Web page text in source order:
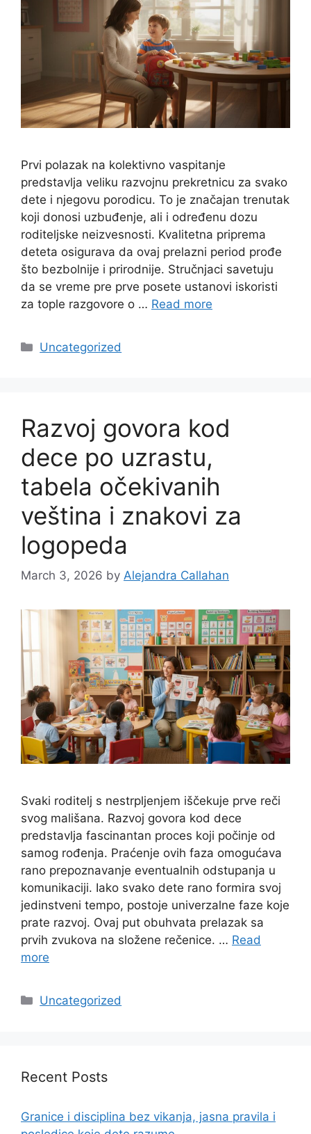
Prvi polazak na kolektivno vaspitanje
predstavlja veliku razvojnu prekretnicu za svako
dete i njegovu porodicu. To je značajan trenutak
koji donosi uzbuđenje, ali i određenu dozu
roditeljske neizvesnosti. Kvalitetna priprema
deteta osigurava da ovaj prelazni period prođe
što bezbolnije i prirodnije. Stručnjaci savetuju
da se vreme pre prve posete ustanovi iskoristi
za tople razgovore o … Read more
Categories
Uncategorized
Razvoj govora kod
dece po uzrastu,
tabela očekivanih
veština i znakovi za
logopeda
March 3, 2026 by Alejandra Callahan
Svaki roditelj s nestrpljenjem iščekuje prve reči
svog mališana. Razvoj govora kod dece
predstavlja fascinantan proces koji počinje od
samog rođenja. Praćenje ovih faza omogućava
rano prepoznavanje eventualnih odstupanja u
komunikaciji. Iako svako dete rano formira svoj
jedinstveni tempo, postoje univerzalne faze koje
prate razvoj. Ovaj put obuhvata prelazak sa
prvih zvukova na složene rečenice. … Read
more
Categories
Uncategorized
Recent Posts
Granice i disciplina bez vikanja, jasna pravila i